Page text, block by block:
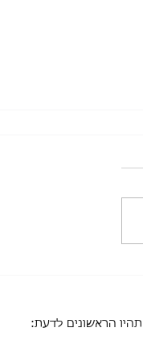
תהיו הראשונים לדעת: